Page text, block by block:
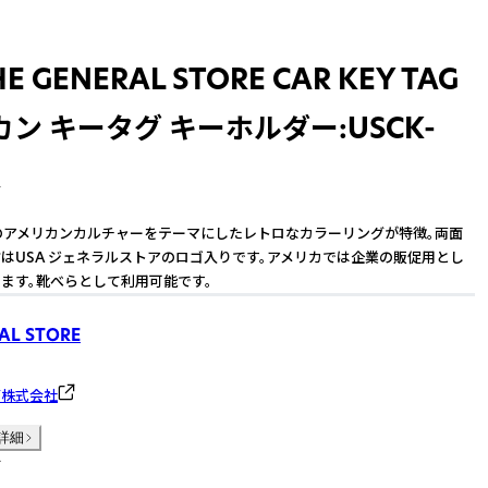
GENERAL STORE CAR KEY TAG
ン キータグ キーホルダー:USCK-
メリカンカルチャーをテーマにしたレトロなカラーリングが特徴。両面
USA ジェネラルストアのロゴ入りです。アメリカでは企業の販促用とし
す。靴べらとして利用可能です。
STORE
式会社
細